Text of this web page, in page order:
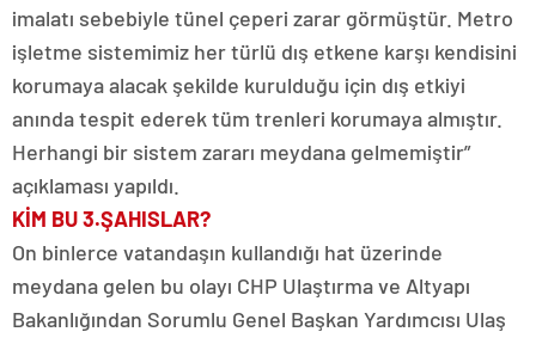
imalatı sebebiyle tünel çeperi zarar görmüştür. Metro
işletme sistemimiz her türlü dış etkene karşı kendisini
korumaya alacak şekilde kurulduğu için dış etkiyi
anında tespit ederek tüm trenleri korumaya almıştır.
Herhangi bir sistem zararı meydana gelmemiştir”
açıklaması yapıldı.
KİM BU 3.ŞAHISLAR?
On binlerce vatandaşın kullandığı hat üzerinde
meydana gelen bu olayı CHP Ulaştırma ve Altyapı
Bakanlığından Sorumlu Genel Başkan Yardımcısı Ulaş